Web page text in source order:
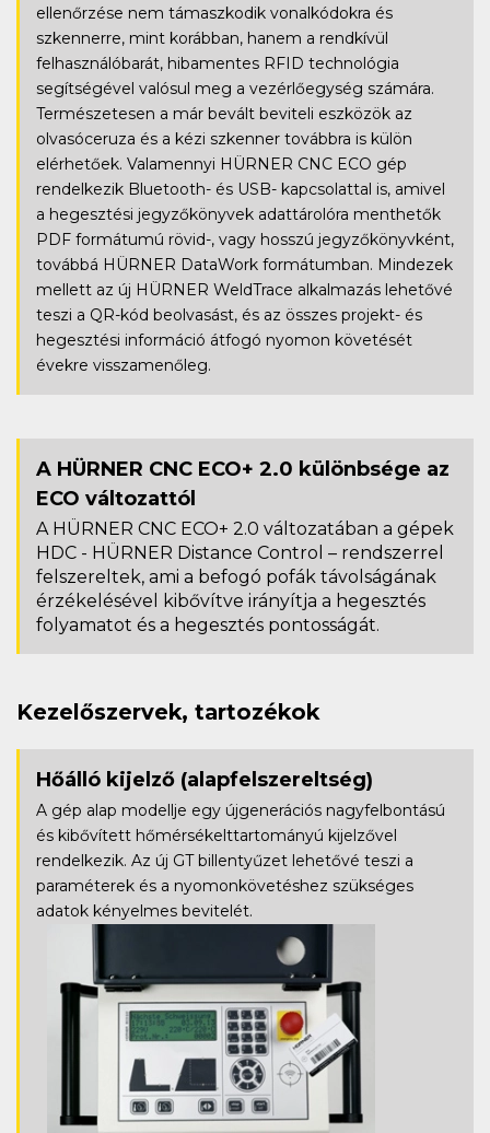
ellenőrzése nem támaszkodik vonalkódokra és
szkennerre, mint korábban, hanem a rendkívül
felhasználóbarát, hibamentes RFID technológia
segítségével valósul meg a vezérlőegység számára.
Természetesen a már bevált beviteli eszközök az
olvasóceruza és a kézi szkenner továbbra is külön
elérhetőek. Valamennyi HÜRNER CNC ECO gép
rendelkezik Bluetooth- és USB- kapcsolattal is, amivel
a hegesztési jegyzőkönyvek adattárolóra menthetők
PDF formátumú rövid-, vagy hosszú jegyzőkönyvként,
továbbá HÜRNER DataWork formátumban. Mindezek
mellett az új HÜRNER WeldTrace alkalmazás lehetővé
teszi a QR-kód beolvasást, és az összes projekt- és
hegesztési információ átfogó nyomon követését
évekre visszamenőleg.
A HÜRNER CNC ECO+ 2.0 különbsége az
ECO változattól
A HÜRNER CNC ECO+ 2.0 változatában a gépek
HDC - HÜRNER Distance Control – rendszerrel
felszereltek, ami a befogó pofák távolságának
érzékelésével kibővítve irányítja a hegesztés
folyamatot és a hegesztés pontosságát.
Kezelőszervek, tartozékok
Hőálló kijelző (alapfelszereltség)
A gép alap modellje egy újgenerációs nagyfelbontású
és kibővített hőmérsékelttartományú kijelzővel
rendelkezik. Az új GT billentyűzet lehetővé teszi a
paraméterek és a nyomonkövetéshez szükséges
adatok kényelmes bevitelét.